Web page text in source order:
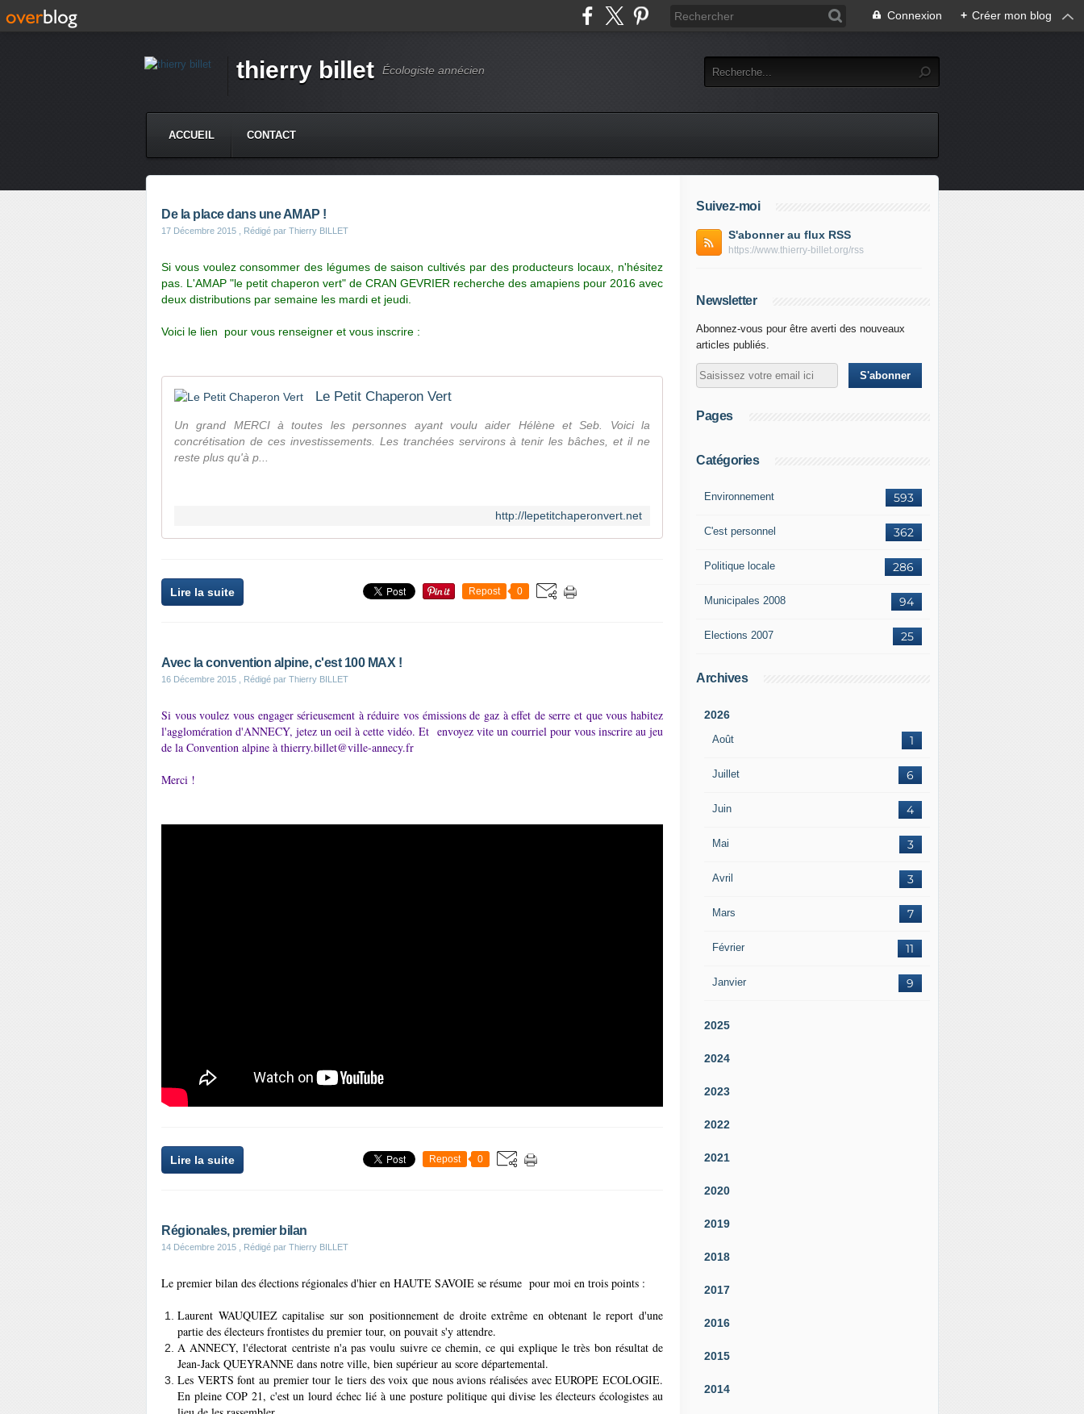
Connexion + Créer mon blog
thierry billet Écologiste annécien
ACCUEIL CONTACT
De la place dans une AMAP !
17 Décembre 2015 , Rédigé par Thierry BILLET
Si vous voulez consommer des légumes de saison cultivés par des producteurs locaux, n'hésitez
pas. L'AMAP "le petit chaperon vert" de CRAN GEVRIER recherche des amapiens pour 2016 avec
deux distributions par semaine les mardi et jeudi.
Voici le lien pour vous renseigner et vous inscrire :
Le Petit Chaperon Vert
Un grand MERCI à toutes les personnes ayant voulu aider Hélène et Seb. Voici la
concrétisation de ces investissements. Les tranchées servirons à tenir les bâches, et il ne
reste plus qu'à p...
http://lepetitchaperonvert.net
Lire la suite Repost 0
Avec la convention alpine, c'est 100 MAX !
16 Décembre 2015 , Rédigé par Thierry BILLET
Si vous voulez vous engager sérieusement à réduire vos émissions de gaz à effet de serre et que vous habitez
l'agglomération d'ANNECY,jetez un oeil à cette vidéo. Et envoyez vite un courriel pour vous inscrire au jeu
de la Convention alpine à thierry.billet@ville-annecy.fr
Merci !
Lire la suite Repost 0
Régionales, premier bilan
14 Décembre 2015 , Rédigé par Thierry BILLET
Le premier bilan des élections régionales d'hier en HAUTE SAVOIE se résume pour moi en trois points :
Laurent WAUQUIEZ capitalise sur son positionnement de droite extrême en obtenant le report d'une
partie des électeurs frontistes du premier tour, on pouvait s'y attendre.
A ANNECY, l'électorat centriste n'a pas voulu suivre ce chemin, ce qui explique le très bon résultat de
Jean-Jack QUEYRANNE dans notre ville, bien supérieur au score départemental.
Les VERTS font au premier tour le tiers des voix que nous avions réalisées avec EUROPE ECOLOGIE.
En pleine COP 21, c'est un lourd échec lié à une posture politique qui divise les électeurs écologistes au
Suivez-moi
S'abonner au flux RSS
https://www.thierry-billet.org/rss
Newsletter
Abonnez-vous pour être averti des nouveaux
articles publiés.
Pages
Catégories
593
Environnement
362
C'est personnel
286
Politique locale
94
Municipales 2008
25
Elections 2007
Archives
2026
Août 1
Juillet 6
Juin 4
Mai 3
Avril 3
Mars 7
Février 11
Janvier 9
2025
2024
2023
2022
2021
2020
2019
2018
2017
2016
2015
2014